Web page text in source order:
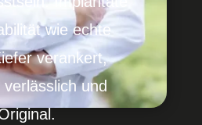
wie echte
verankert,
und